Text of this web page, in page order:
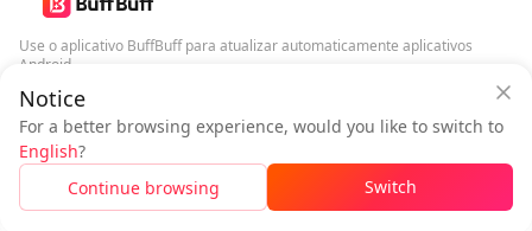
A pagar
Economizou$0.03
$1.03
Faça loginparaganhar 50 pontos (0.50 USD) +1 pontos ( 0.01USD)
Recarga
Notice
For a better browsing experience, would you like to switch to
English?
Continue browsing
Switch
Use o aplicativo BuffBuff para atualizar automaticamente aplicativos
Android
Baixar BuffBuff
Siga-nos